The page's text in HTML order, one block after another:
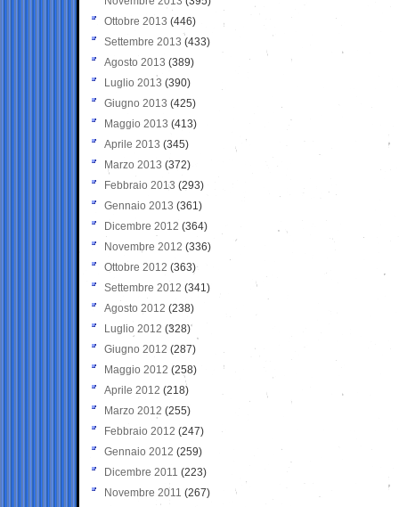
Ottobre 2013 (446)
Settembre 2013 (433)
Agosto 2013 (389)
Luglio 2013 (390)
Giugno 2013 (425)
Maggio 2013 (413)
Aprile 2013 (345)
Marzo 2013 (372)
Febbraio 2013 (293)
Gennaio 2013 (361)
Dicembre 2012 (364)
Novembre 2012 (336)
Ottobre 2012 (363)
Settembre 2012 (341)
Agosto 2012 (238)
Luglio 2012 (328)
Giugno 2012 (287)
Maggio 2012 (258)
Aprile 2012 (218)
Marzo 2012 (255)
Febbraio 2012 (247)
Gennaio 2012 (259)
Dicembre 2011 (223)
Novembre 2011 (267)